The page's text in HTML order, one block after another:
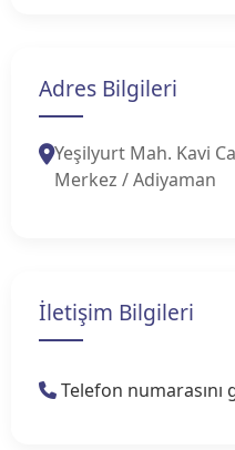
Adres Bilgileri
Yeşilyurt Mah. Kavi
Merkez / Adiyaman
İletişim Bilgileri
Telefon numarasını